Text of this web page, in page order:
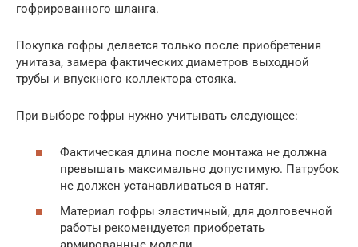
гофрированного шланга.
Покупка гофры делается только после приобретения
унитаза, замера фактических диаметров выходной
трубы и впускного коллектора стояка.
При выборе гофры нужно учитывать следующее:
Фактическая длина после монтажа не должна
превышать максимально допустимую. Патрубок
не должен устанавливаться в натяг.
Материал гофры эластичный, для долговечной
работы рекомендуется приобретать